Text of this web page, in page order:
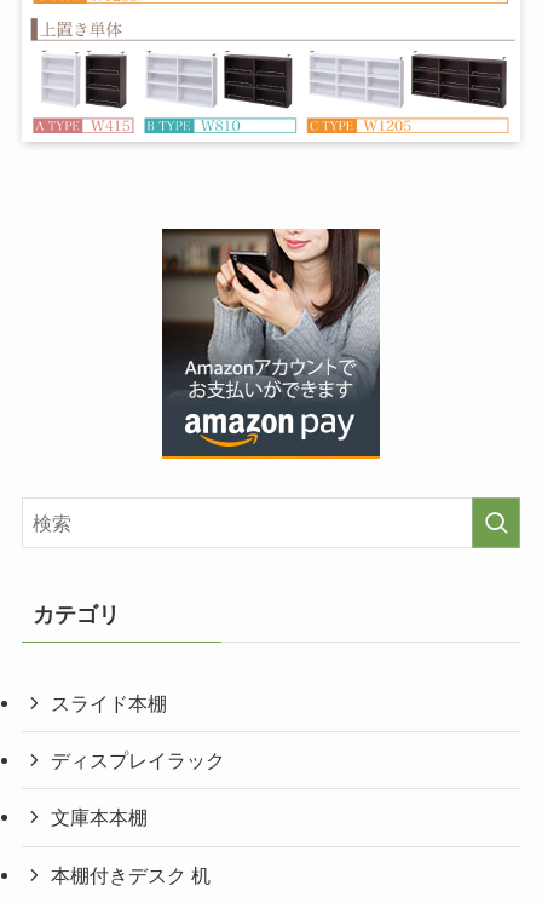
カテゴリ
スライド本棚
ディスプレイラック
文庫本本棚
本棚付きデスク 机